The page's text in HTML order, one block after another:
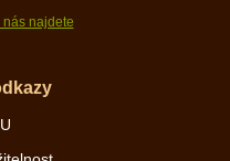
najdete